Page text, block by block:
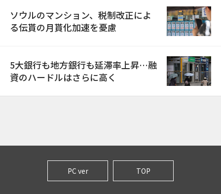
ソウルのマンション、税制改正によ
る伝貰の月貰化加速を憂慮
5大銀行も地方銀行も延滞率上昇…融
資のハードルはさらに高く
PC ver TOP